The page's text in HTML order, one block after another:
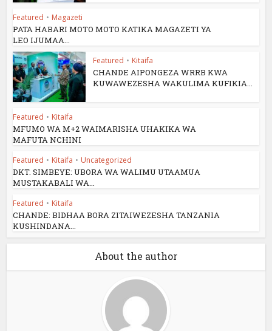
Featured • Magazeti
PATA HABARI MOTO MOTO KATIKA MAGAZETI YA
LEO IJUMAA...
Featured • Kitaifa
CHANDE AIPONGEZA WRRB KWA
KUWAWEZESHA WAKULIMA KUFIKIA...
Featured • Kitaifa
MFUMO WA M+2 WAIMARISHA UHAKIKA WA
MAFUTA NCHINI
Featured • Kitaifa • Uncategorized
DKT. SIMBEYE: UBORA WA WALIMU UTAAMUA
MUSTAKABALI WA...
Featured • Kitaifa
CHANDE: BIDHAA BORA ZITAIWEZESHA TANZANIA
KUSHINDANA...
About the author